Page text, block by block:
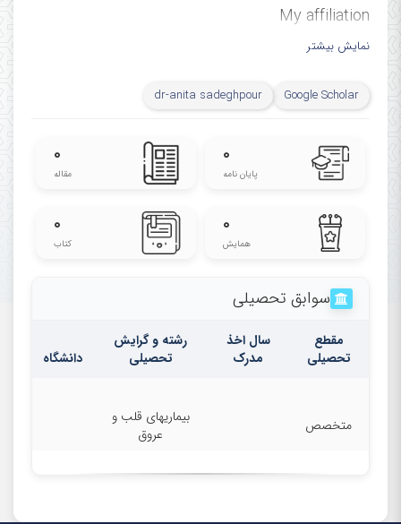
My affiliation
ﻣﺮﻛﺰ ﺗﺤﻘﯿﻘﺎت اﻛﻮﻛﺎردﯾﻮﮔﺮاﻓﻲ،
قلب و عروق شهید رجایی، دانشگاه
Medical and Research Center,
Iran University of
Medical Sciences, Tehran, Iran
نمایش بیشتر
Google Scholar
dr-anita sadeghpour
۰
پایان نامه
۰
مقاله
۰
همایش
۰
کتاب
سوابق تحصیلی
مقطع
تحصیلی
سال اخذ
مدرک
رشته و گرایش
تحصیلی
دانشگاه
متخصص
بیماریهای قلب و
عروق